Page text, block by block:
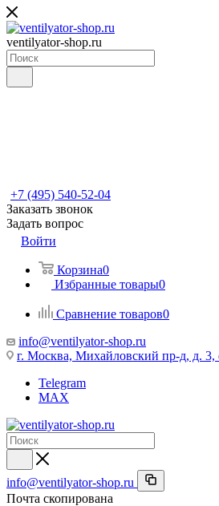
ventilyator-shop.ru
+7 (495) 540-52-04
Заказать звонок
Задать вопрос
Войти
Корзина0
Избранные товары0
Сравнение товаров0
info@ventilyator-shop.ru
г. Москва, Михайловский пр-д, д.
Telegram
MAX
info@ventilyator-shop.ru
Почта скопирована